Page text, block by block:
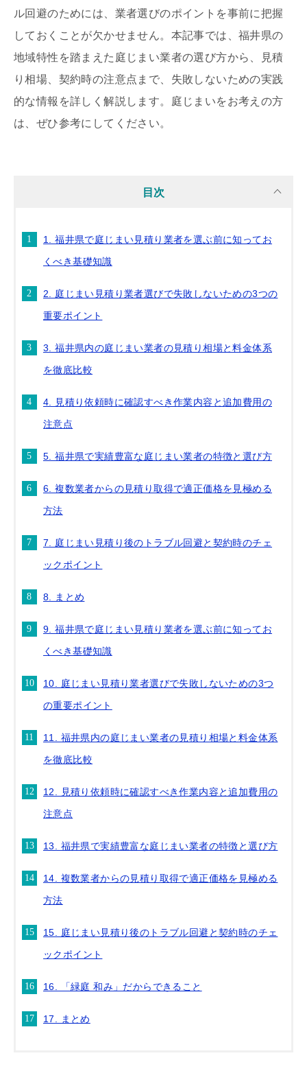
ル回避のためには、業者選びのポイントを事前に把握
しておくことが欠かせません。本記事では、福井県の
地域特性を踏まえた庭じまい業者の選び方から、見積
り相場、契約時の注意点まで、失敗しないための実践
的な情報を詳しく解説します。庭じまいをお考えの方
は、ぜひ参考にしてください。
目次
1. 福井県で庭じまい見積り業者を選ぶ前に知ってお
くべき基礎知識
2. 庭じまい見積り業者選びで失敗しないための3つの
重要ポイント
3. 福井県内の庭じまい業者の見積り相場と料金体系
を徹底比較
4. 見積り依頼時に確認すべき作業内容と追加費用の
注意点
5. 福井県で実績豊富な庭じまい業者の特徴と選び方
6. 複数業者からの見積り取得で適正価格を見極める
方法
7. 庭じまい見積り後のトラブル回避と契約時のチェ
ックポイント
8. まとめ
9. 福井県で庭じまい見積り業者を選ぶ前に知ってお
くべき基礎知識
10. 庭じまい見積り業者選びで失敗しないための3つ
の重要ポイント
11. 福井県内の庭じまい業者の見積り相場と料金体系
を徹底比較
12. 見積り依頼時に確認すべき作業内容と追加費用の
注意点
13. 福井県で実績豊富な庭じまい業者の特徴と選び方
14. 複数業者からの見積り取得で適正価格を見極める
方法
15. 庭じまい見積り後のトラブル回避と契約時のチェ
ックポイント
16. 「緑庭 和み」だからできること
17. まとめ